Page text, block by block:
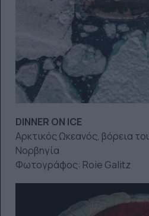
DINNER ON ICE
Αρκτικός Ωκεανός, βόρεια
Νορβηγία
Φωτογράφος: Roie Galitz